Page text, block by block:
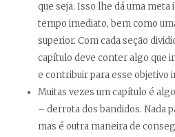
que seja. Isso lhe dá uma
tempo imediato, bem como
superior. Com cada seção
capítulo deve conter algo que
e contribuir para esse objetivo
Muitas vezes um capítulo é
– derrota dos bandidos. Nada
mas é outra maneira de